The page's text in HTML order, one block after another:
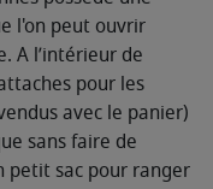
l'on peut ouvrir
A l’intérieur de
pour les
avec le panier)
sans faire de
petit sac pour ranger